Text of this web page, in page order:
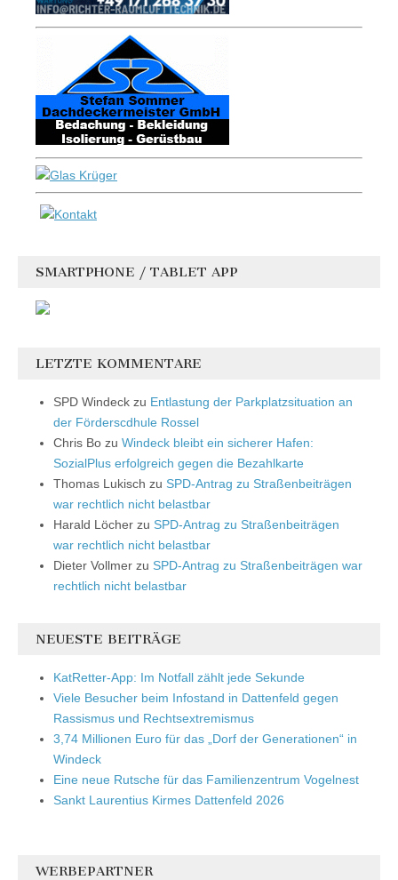
SMARTPHONE / TABLET APP
LETZTE KOMMENTARE
SPD Windeck zu Entlastung der Parkplatzsituation an
der Förderscdhule Rossel
Chris Bo zu Windeck bleibt ein sicherer Hafen:
SozialPlus erfolgreich gegen die Bezahlkarte
Thomas Lukisch zu SPD-Antrag zu Straßenbeiträgen
war rechtlich nicht belastbar
Harald Löcher zu SPD-Antrag zu Straßenbeiträgen
war rechtlich nicht belastbar
Dieter Vollmer zu SPD-Antrag zu Straßenbeiträgen war
rechtlich nicht belastbar
NEUESTE BEITRÄGE
KatRetter-App: Im Notfall zählt jede Sekunde
Viele Besucher beim Infostand in Dattenfeld gegen
Rassismus und Rechtsextremismus
3,74 Millionen Euro für das „Dorf der Generationen“ in
Windeck
Eine neue Rutsche für das Familienzentrum Vogelnest
Sankt Laurentius Kirmes Dattenfeld 2026
WERBEPARTNER